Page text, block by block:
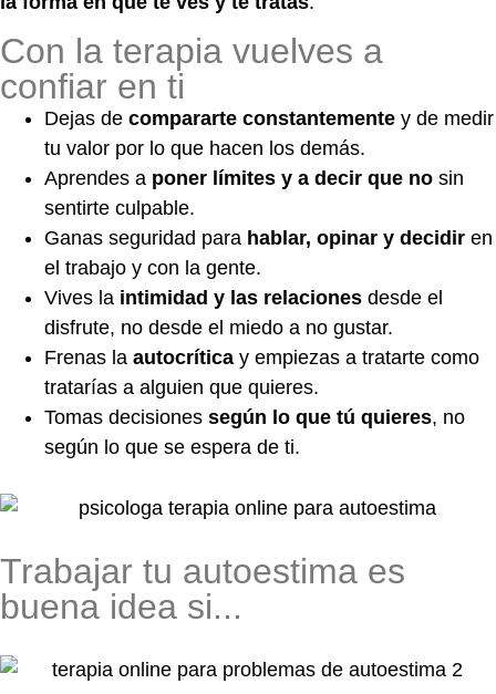
Con la terapia vuelves a
confiar en ti
Dejas de compararte constantemente y de medir
tu valor por lo que hacen los demás.
Aprendes a poner límites y a decir que no sin
sentirte culpable.
Ganas seguridad para hablar, opinar y decidir en
el trabajo y con la gente.
Vives la intimidad y las relaciones desde el
disfrute, no desde el miedo a no gustar.
Frenas la autocrítica y empiezas a tratarte como
tratarías a alguien que quieres.
Tomas decisiones según lo que tú quieres, no
según lo que se espera de ti.
Trabajar tu autoestima es
buena idea si...